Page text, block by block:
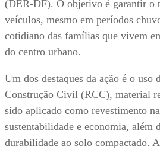
(DER-DF). O objetivo é garantir o
veículos, mesmo em períodos
cotidiano das famílias que vivem
do centro urbano.
Um dos destaques da ação é o uso
Construção Civil (RCC), material
sido aplicado como revestimento
sustentabilidade e economia, além
durabilidade ao solo compactado.